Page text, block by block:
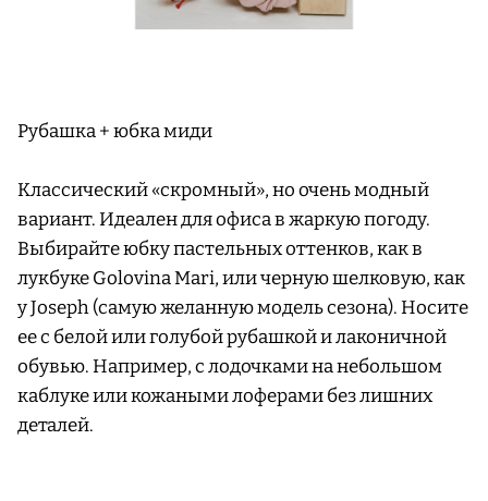
Рубашка + юбка миди
Классический «скромный», но очень модный
вариант. Идеален для офиса в жаркую погоду.
Выбирайте юбку пастельных оттенков, как в
лукбуке Golovina Mari, или черную шелковую, как
у Joseph (самую желанную модель сезона). Носите
ее с белой или голубой рубашкой и лаконичной
обувью. Например, с лодочками на небольшом
каблуке или кожаными лоферами без лишних
деталей.